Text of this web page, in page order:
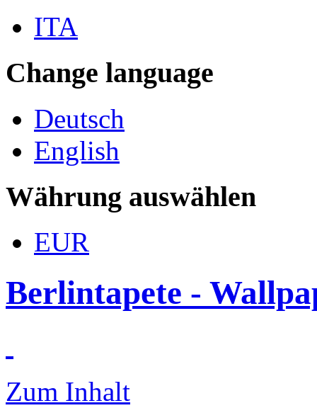
ITA
Change language
Deutsch
English
Währung auswählen
EUR
Berlintapete -
Zum Inhalt